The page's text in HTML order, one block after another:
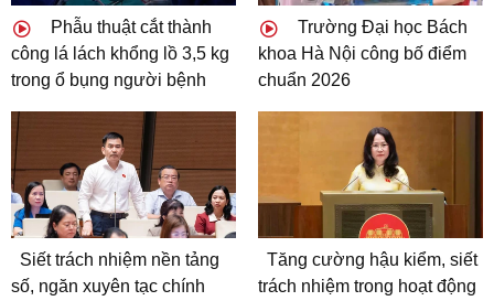
Phẫu thuật cắt thành
công lá lách khổng lồ 3,5 kg
trong ổ bụng người bệnh
Trường Đại học Bách
khoa Hà Nội công bố điểm
chuẩn 2026
Siết trách nhiệm nền tảng
số, ngăn xuyên tạc chính
Tăng cường hậu kiểm, siết
trách nhiệm trong hoạt động